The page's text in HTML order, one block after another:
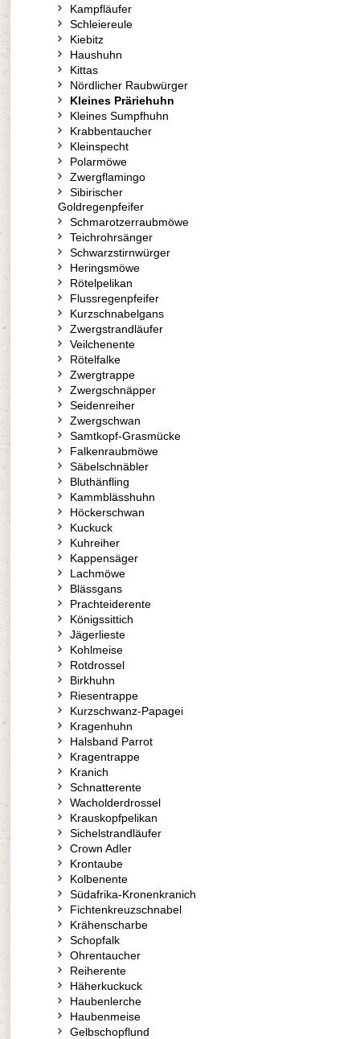
Kampfläufer
Schleiereule
Kiebitz
Haushuhn
Kittas
Nördlicher Raubwürger
Kleines Präriehuhn
Kleines Sumpfhuhn
Krabbentaucher
Kleinspecht
Polarmöwe
Zwergflamingo
Sibirischer
Goldregenpfeifer
Schmarotzerraubmöwe
Teichrohrsänger
Schwarzstirnwürger
Heringsmöwe
Rötelpelikan
Flussregenpfeifer
Kurzschnabelgans
Zwergstrandläufer
Veilchenente
Rötelfalke
Zwergtrappe
Zwergschnäpper
Seidenreiher
Zwergschwan
Samtkopf-Grasmücke
Falkenraubmöwe
Säbelschnäbler
Bluthänfling
Kammblässhuhn
Höckerschwan
Kuckuck
Kuhreiher
Kappensäger
Lachmöwe
Blässgans
Prachteiderente
Königssittich
Jägerlieste
Kohlmeise
Rotdrossel
Birkhuhn
Riesentrappe
Kurzschwanz-Papagei
Kragenhuhn
Halsband Parrot
Kragentrappe
Kranich
Schnatterente
Wacholderdrossel
Krauskopfpelikan
Sichelstrandläufer
Crown Adler
Krontaube
Kolbenente
Südafrika-Kronenkranich
Fichtenkreuzschnabel
Krähenscharbe
Schopfalk
Ohrentaucher
Reiherente
Häherkuckuck
Haubenlerche
Haubenmeise
Gelbschopflund